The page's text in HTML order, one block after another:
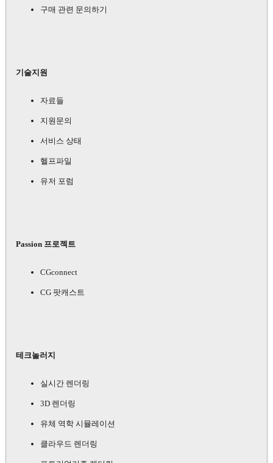
구매 관련 문의하기
기술지원
자료들
지원문의
서비스 상태
헬프파일
유저 포럼
Passion 프로젝트
CGconnect
CG 팟캐스트
테크놀러지
실시간 렌더링
3D 렌더링
유체 역학 시뮬레이션
클라우드 렌더링